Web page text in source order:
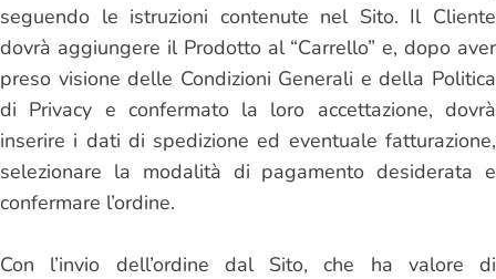
seguendo le istruzioni contenute nel Sito. Il Cliente
dovrà aggiungere il Prodotto al “Carrello” e, dopo aver
preso visione delle Condizioni Generali e della Politica
di Privacy e confermato la loro accettazione, dovrà
inserire i dati di spedizione ed eventuale fatturazione,
selezionare la modalità di pagamento desiderata e
confermare l’ordine.
Con l’invio dell’ordine dal Sito, che ha valore di